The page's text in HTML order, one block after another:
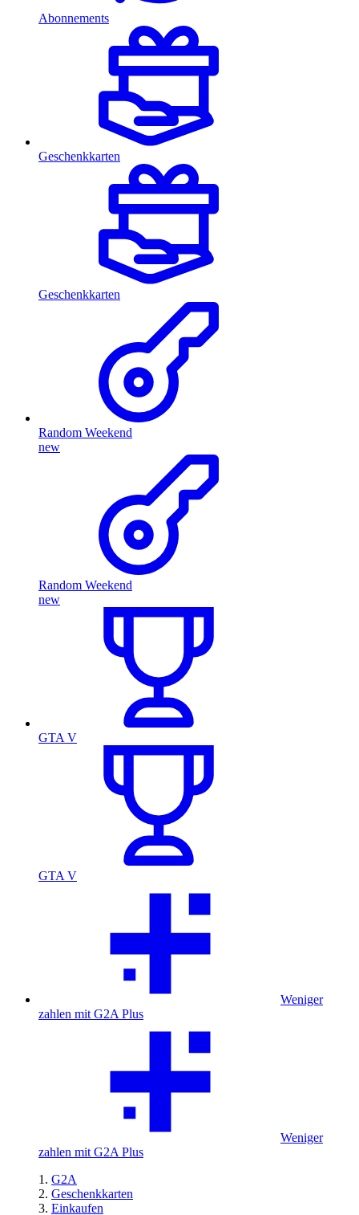
Abonnements
Geschenkkarten
Geschenkkarten
Random Weekend
new
Random Weekend
new
GTA V
GTA V
Weniger
zahlen mit G2A Plus
Weniger
zahlen mit G2A Plus
G2A
Geschenkkarten
Einkaufen